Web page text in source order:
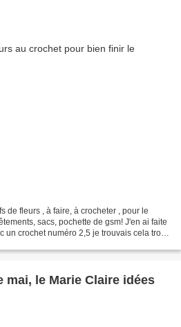
de fleurs , à faire, à crocheter , pour le
sacs, pochette de gsm! J'en ai faite
crochet numéro 2,5 je trouvais cela trop
mai, le Marie Claire idées